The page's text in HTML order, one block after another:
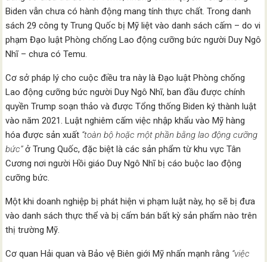
Biden vẫn chưa có hành động mang tính thực chất. Trong danh
sách 29 công ty Trung Quốc bị Mỹ liệt vào danh sách cấm – do vi
phạm Đạo luật Phòng chống Lao động cưỡng bức người Duy Ngô
Nhĩ – chưa có Temu.
Cơ sở pháp lý cho cuộc điều tra này là Đạo luật Phòng chống
Lao động cưỡng bức người Duy Ngô Nhĩ, ban đầu được chính
quyền Trump soạn thảo và được Tổng thống Biden ký thành luật
vào năm 2021. Luật nghiêm cấm việc nhập khẩu vào Mỹ hàng
hóa được sản xuất “toàn bộ hoặc một phần bằng lao động cưỡng
bức”ở Trung Quốc, đặc biệt là các sản phẩm từ khu vực Tân
Cương nơi người Hồi giáo Duy Ngô Nhĩ bị cáo buộc lao động
cưỡng bức.
Một khi doanh nghiệp bị phát hiện vi phạm luật này, họ sẽ bị đưa
vào danh sách thực thể và bị cấm bán bất kỳ sản phẩm nào trên
thị trường Mỹ.
Cơ quan Hải quan và Bảo vệ Biên giới Mỹ nhấn mạnh rằng “việc